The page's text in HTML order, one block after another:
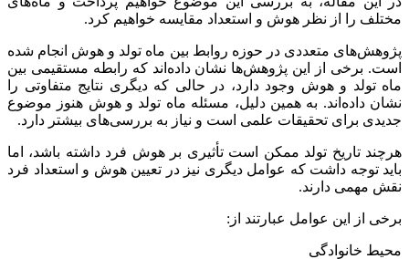
مختلف را از نظر هوش و استعداد مقایسه خواهیم کرد.
پژوهش‌های متعددی در حوزه روابط بین ماه تولد و هوش انجام شده
است. برخی از این پژوهش‌ها نشان داده‌اند که رابطه مستقیمی بین
ماه تولد و هوش وجود دارد، در حالی که دیگری نتایج متفاوتی را
نشان داده‌اند. به همین دلیل، مسئله ماه تولد و هوش هنوز موضوع
جدیدی برای تحقیقات علمی است و نیاز به بررسی‌های بیشتر دارد.
هرچند تاریخ تولد ممکن است تأثیری بر هوش فرد داشته باشد، اما
باید توجه داشت که عوامل دیگری نیز در تعیین هوش و استعداد فرد
نقش مهمی دارند.
برخی از این عوامل عبارتند از:
محیط خانوادگی